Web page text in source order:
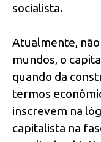
socialista.
Atualmente,
mundos, o
quando da
termos
inscrevem na
capitalista na